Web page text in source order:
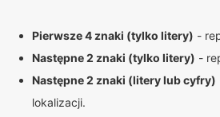
Pierwsze 4 znaki (tylko litery) -
Następne 2 znaki (tylko litery) -
Następne 2 znaki (litery lub cyfry)
lokalizacji.